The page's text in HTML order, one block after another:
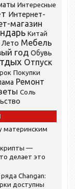
Интересные
Интернет-
магазин
Китай
Лето Мебель
год Обувь
Отпуск
Покупки
Ремонт
Соль
материнским
крипты —
делает это
Changan:
доступны